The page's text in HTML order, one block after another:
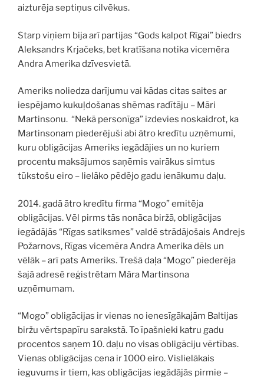
aizturēja septiņus cilvēkus.
Starp viņiem bija arī partijas “Gods kalpot Rīgai” biedrs
Aleksandrs Krjačeks, bet kratīšana notika vicemēra
Andra Amerika dzīvesvietā.
Ameriks noliedza darījumu vai kādas citas saites ar
iespējamo kukuļdošanas shēmas radītāju – Māri
Martinsonu. “Nekā personīga” izdevies noskaidrot, ka
Martinsonam piederējuši abi ātro kredītu uzņēmumi,
kuru obligācijas Ameriks iegādājies un no kuriem
procentu maksājumos saņēmis vairākus simtus
tūkstošu eiro – lielāko pēdējo gadu ienākumu daļu.
2014. gadā ātro kredītu firma “Mogo” emitēja
obligācijas. Vēl pirms tās nonāca biržā, obligācijas
iegādājās “Rīgas satiksmes” valdē strādājošais Andrejs
Požarnovs, Rīgas vicemēra Andra Amerika dēls un
vēlāk – arī pats Ameriks. Trešā daļa “Mogo” piederēja
šajā adresē reģistrētam Māra Martinsona
uzņēmumam.
“Mogo” obligācijas ir vienas no ienesīgākajām Baltijas
biržu vērtspapīru sarakstā. To īpašnieki katru gadu
procentos saņem 10. daļu no visas obligāciju vērtības.
Vienas obligācijas cena ir 1000 eiro. Vislielākais
ieguvums ir tiem, kas obligācijas iegādājās pirmie –